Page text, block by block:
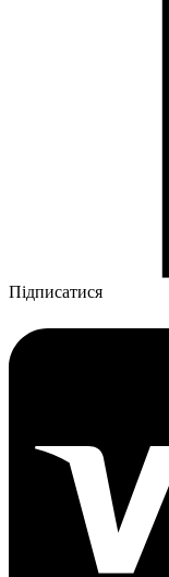
Підписатися